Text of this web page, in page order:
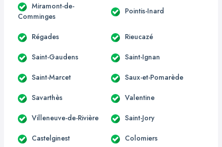
Miramont-de-
Comminges
Pointis-Inard
Régades Rieucazé
Saint-Gaudens Saint-Ignan
Saint-Marcet Saux-et-Pomarède
Savarthès Valentine
Villeneuve-de-Rivière Saint-Jory
Castelginest Colomiers